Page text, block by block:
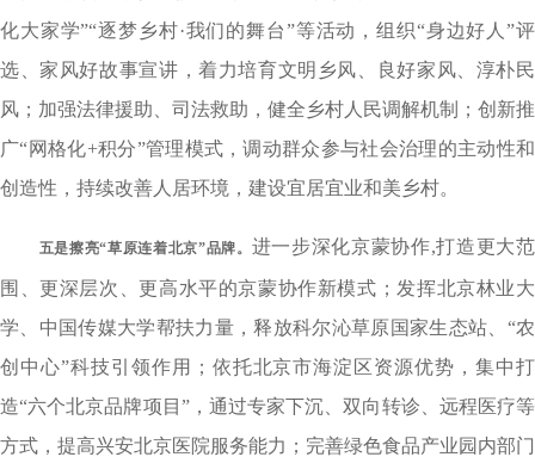
化大家学”“逐梦乡村·我们的舞台”等活动，组织“身边好人”评
选、家风好故事宣讲，着力培育文明乡风、良好家风、淳朴民
风；加强法律援助、司法救助，健全乡村人民调解机制；创新推
广“网格化+积分”管理模式，调动群众参与社会治理的主动性和
创造性，持续改善人居环境，建设宜居宜业和美乡村。
五是擦亮“草原连着北京”品牌。 进一步深化京蒙协作,打造更大范
围、更深层次、更高水平的京蒙协作新模式；发挥北京林业大
学、中国传媒大学帮扶力量，释放科尔沁草原国家生态站、“农
创中心”科技引领作用；依托北京市海淀区资源优势，集中打
造“六个北京品牌项目”，通过专家下沉、双向转诊、远程医疗等
方式，提高兴安北京医院服务能力；完善绿色食品产业园内部门